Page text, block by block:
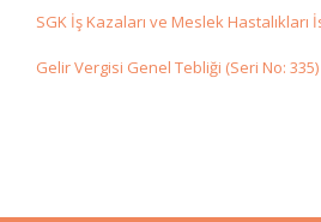
SGK İş Kazaları ve Meslek Hastalıkları
Gelir Vergisi Genel Tebliği (Seri No: 335)